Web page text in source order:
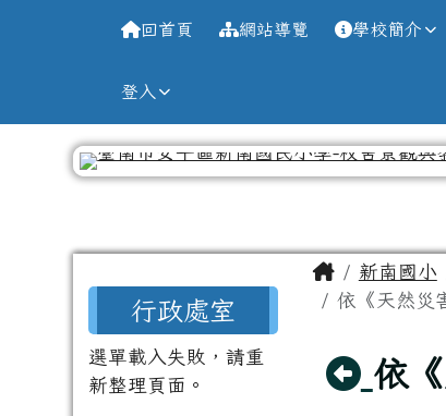
台南市新南國小全球資
回首頁 網站導覽 學校簡介
登入
左邊區域內容
行政處室
選單載入失敗，請重
新整理頁面。
主內容
Home新南國小
依《天然災
回
依